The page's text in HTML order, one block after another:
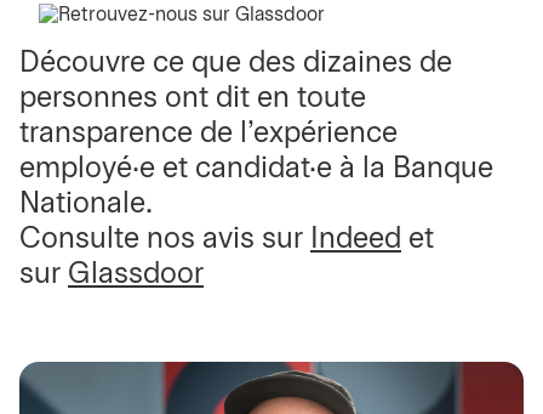
Découvre ce que des dizaines de
personnes ont dit en toute
transparence de l'expérience
employé·e et candidat·e à la Banque
Nationale.
Consulte nos avis sur
Indeed et
sur Glassdoor